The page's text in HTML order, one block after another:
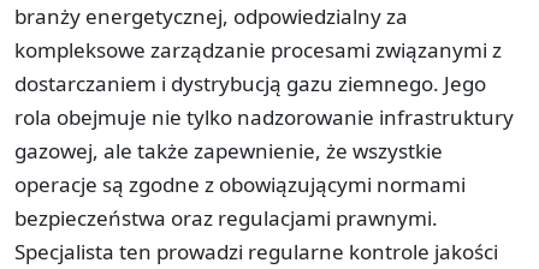
branży energetycznej, odpowiedzialny za
kompleksowe zarządzanie procesami związanymi z
dostarczaniem i dystrybucją gazu ziemnego. Jego
rola obejmuje nie tylko nadzorowanie infrastruktury
gazowej, ale także zapewnienie, że wszystkie
operacje są zgodne z obowiązującymi normami
bezpieczeństwa oraz regulacjami prawnymi.
Specjalista ten prowadzi regularne kontrole jakości